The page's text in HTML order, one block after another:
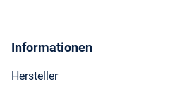
Informationen
Hersteller